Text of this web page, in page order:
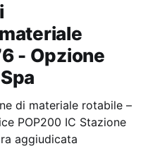
- Opzione
di materiale rotabile –
POP200 IC Stazione
aggiudicata